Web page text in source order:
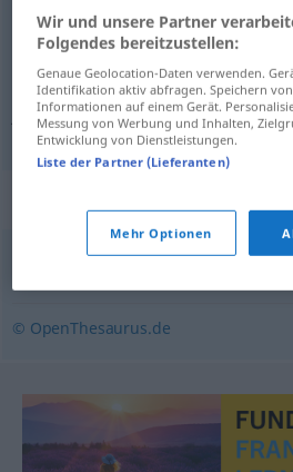
dépôtm Aufbewahrungsort
lieumoùl’ongarde,conserveqc
Aufbewahrungsort
© OpenThesaurus.de
Wir und unsere Partner
Folgendes bereitzustellen:
Genaue Geolocation-Daten verwenden.
Identifikation aktiv abfragen. Speichern
Informationen auf einem Gerät.
Messung von Werbung und Inhalten,
Entwicklung von Dienstleistungen.
Liste der Partner (Lieferanten)
Mehr Optionen